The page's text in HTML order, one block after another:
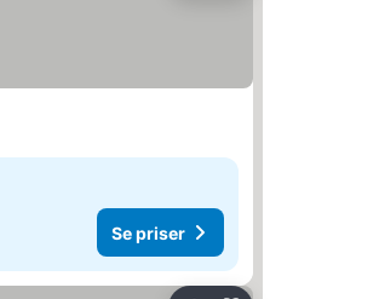
Se priser